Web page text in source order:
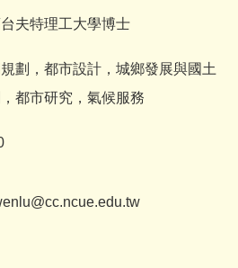
夫特理工大學博士
劃，都市設計，城鄉發展與國土
都市研究，氣候服務